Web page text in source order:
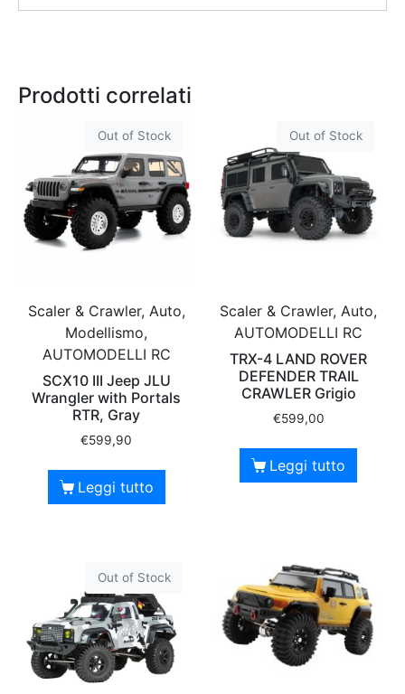
Prodotti correlati
Out of Stock
Scaler & Crawler, Auto,
Modellismo,
AUTOMODELLI RC
SCX10 III Jeep JLU
Wrangler with Portals
RTR, Gray
€599,90
Leggi tutto
Out of Stock
Scaler & Crawler, Auto,
AUTOMODELLI RC
TRX-4 LAND ROVER
DEFENDER TRAIL
CRAWLER Grigio
€599,00
Leggi tutto
Out of Stock